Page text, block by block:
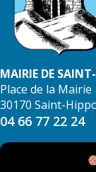
MAIRIE DE
Place de la Mairie
30170 Saint-
04 66 77 22 24